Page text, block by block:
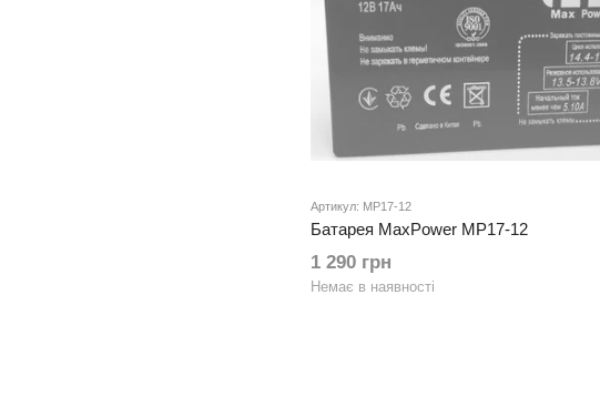
Артикул: MP17-12
Батарея MaxPower MP17-12
1 290 грн
Немає в наявності